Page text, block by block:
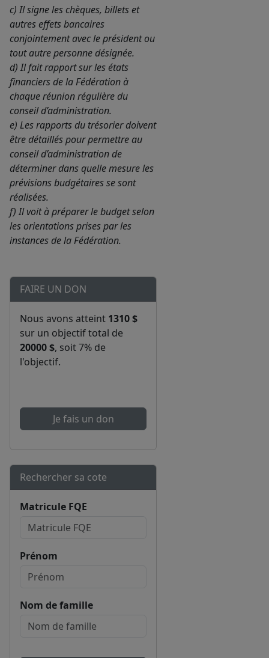
c) Il signe les chèques, billets et
autres effets bancaires
conjointement avec le président ou
tout autre personne désignée.
d) Il fait rapport sur les états
financiers de la Fédération à
chaque réunion régulière du
conseil d’administration.
e) Les rapports du trésorier doivent
être détaillés pour permettre au
conseil d’administration de
déterminer dans quelle mesure les
prévisions budgétaires se sont
réalisées.
f) Il voit à préparer le budget selon
les orientations prises par les
instances de la Fédération.
FAIRE UN DON
Nous avons atteint 1310 $
sur un objectif total de
20000 $, soit 7% de
l'objectif.
Je fais un don
Rechercher sa cote
Matricule FQE
Prénom
Nom de famille